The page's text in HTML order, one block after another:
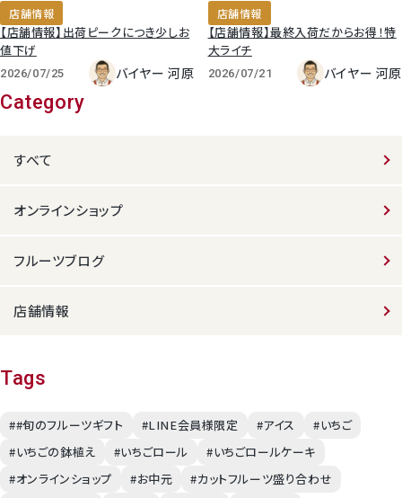
店舗情報
【店舗情報】出荷ピークにつき少しお
値下げ
2026/07/25 バイヤー 河原
店舗情報
【店舗情報】最終入荷だからお得！特
大ライチ
2026/07/21 バイヤー 河原
Category
すべて
オンラインショップ
フルーツブログ
店舗情報
Tags
##旬のフルーツギフト #LINE会員様限定 #アイス
#いちご
#いちごの鉢植え
#いちごロール
#いちごロールケーキ
#オンラインショップ
#お中元
#カットフルーツ盛り合わせ